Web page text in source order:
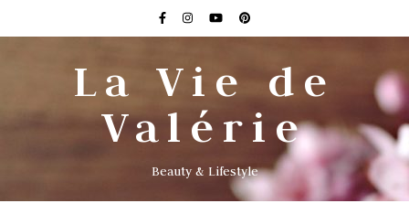
La Vie de
Valérie
Beauty & Lifestyle